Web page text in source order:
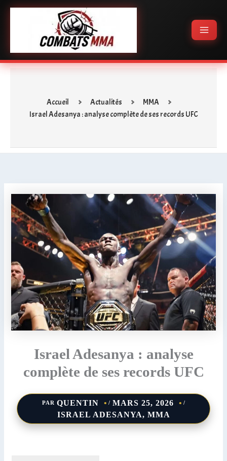
Aller
Menu
Accueil Actualités
MMA
Israel Adesanya : analyse complète de ses records UFC
Israel Adesanya : analyse
complète de ses records UFC
PAR QUENTIN / MARS 25, 2026 /
ISRAEL ADESANYA, MMA